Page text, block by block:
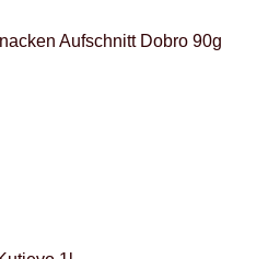
Aufschnitt Dobro 90g